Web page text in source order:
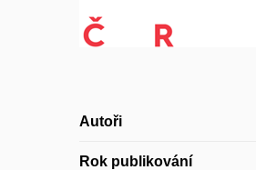
Autoři
Rok publikování